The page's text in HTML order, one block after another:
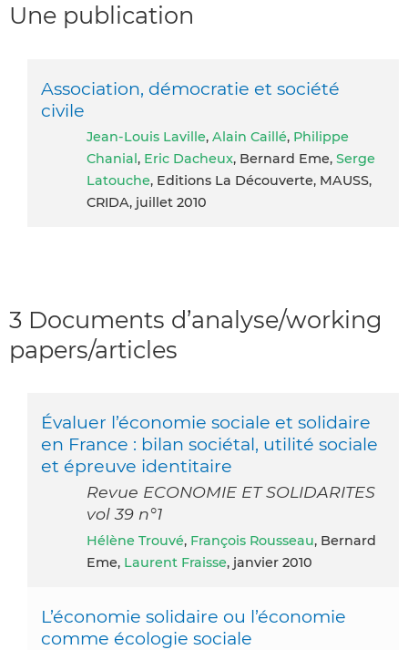
Une publication
Association, démocratie et société
civile
Jean-Louis Laville, Alain Caillé, Philippe
Chanial, Eric Dacheux, Bernard Eme, Serge
Latouche, Editions La Découverte, MAUSS,
CRIDA, juillet 2010
3 Documents d’analyse/working
papers/articles
Évaluer l’économie sociale et solidaire
en France : bilan sociétal, utilité sociale
et épreuve identitaire
Revue ECONOMIE ET SOLIDARITES
vol 39 n°1
Hélène Trouvé, François Rousseau, Bernard
Eme, Laurent Fraisse, janvier 2010
L’économie solidaire ou l’économie
comme écologie sociale